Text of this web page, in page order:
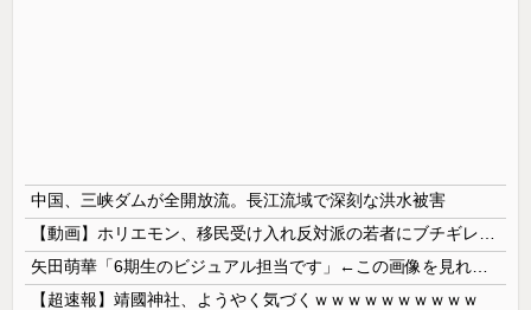
中国、三峡ダムが全開放流。長江流域で深刻な洪水被害
【超速報】靖國神社、ようやく気づくｗｗｗｗｗｗｗｗｗｗ